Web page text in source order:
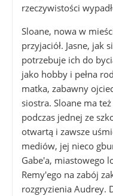
rzeczywistości
Sloane, nowa w
przyjaciół. Jasne, jak
potrzebuje ich do
jako hobby i pełna
matka, zabawny
siostra. Sloane ma
podczas jednej ze
otwartą i zawsze
mediów, jej nieco
Gabe'a, miastowego
Remy'ego na zabój
rozgryzienia Audrey.